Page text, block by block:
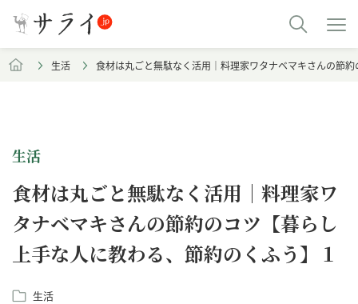
生活 食材は丸ごと無駄なく活用｜料理家ワタナベマキさんの節
生活
食材は丸ごと無駄なく活用｜料理家ワ
タナベマキさんの節約のコツ【暮らし
上手な人に教わる、節約のくふう】１
生活